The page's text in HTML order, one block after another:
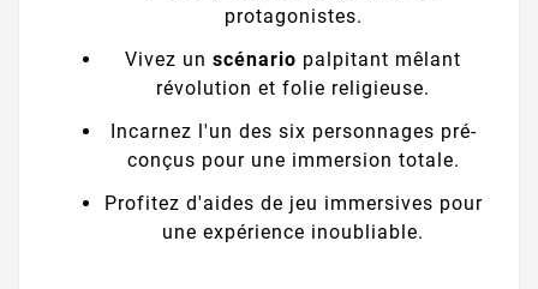
protagonistes.
Vivez un scénario palpitant mêlant
révolution et folie religieuse.
Incarnez l'un des six personnages pré-
conçus pour une immersion totale.
Profitez d'aides de jeu immersives pour
une expérience inoubliable.